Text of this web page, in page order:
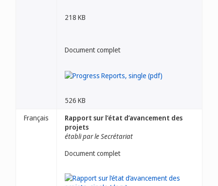
218 KB
Document complet
526 KB
Français
Rapport sur l’état d’avancement des
projets
établi par le Secrétariat
Document complet